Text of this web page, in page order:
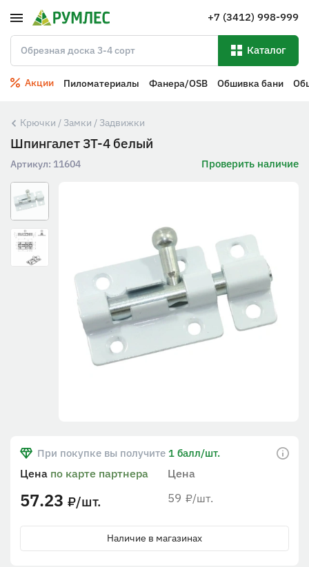
+7 (3412) 998-999
Каталог
Акции Пиломатериалы Фанера/OSB Обшивка бани
Крючки / Замки / Задвижки
Шпингалет ЗТ-4 белый
Артикул: 11604 Проверить наличие
При покупке вы получите 1 балл/шт.
Цена
59 ₽/шт.
Цена по карте партнера
57.23 ₽/шт.
Наличие в магазинах